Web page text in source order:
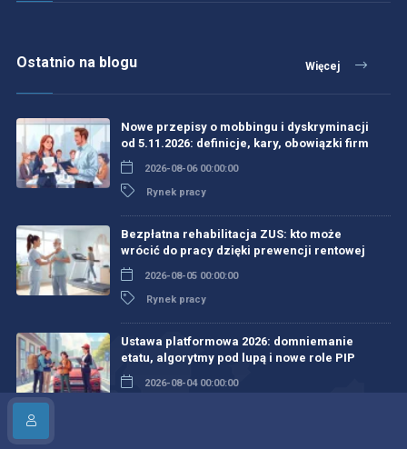
Ostatnio na blogu Więcej
Nowe przepisy o mobbingu i dyskryminacji
od 5.11.2026: definicje, kary, obowiązki firm
2026-08-06 00:00:00
Rynek pracy
Bezpłatna rehabilitacja ZUS: kto może
wrócić do pracy dzięki prewencji rentowej
2026-08-05 00:00:00
Rynek pracy
Ustawa platformowa 2026: domniemanie
etatu, algorytmy pod lupą i nowe role PIP
2026-08-04 00:00:00